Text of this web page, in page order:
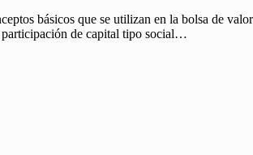
básicos que se utilizan en la bolsa de
participación de capital tipo social…